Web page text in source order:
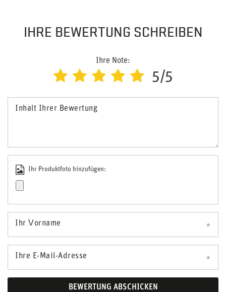
IHRE BEWERTUNG SCHREIBEN
Ihre Note:
5/5
Inhalt Ihrer Bewertung
Ihr Produktfoto hinzufügen:
Ihr Vorname
Ihre E-Mail-Adresse
BEWERTUNG ABSCHICKEN